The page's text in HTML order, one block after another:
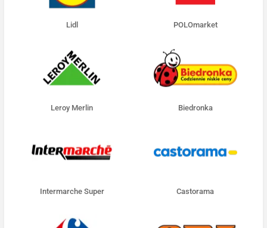
Lidl POLOmarket
Leroy Merlin Biedronka
Intermarche Super Castorama